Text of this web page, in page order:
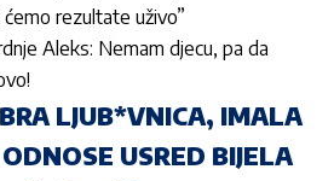
rezultate uživo”
Aleks: Nemam djecu, pa da
LJUB*VNICA, IMALA
USRED BIJELA